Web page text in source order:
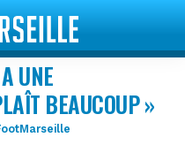
UNE
BEAUCOUP »